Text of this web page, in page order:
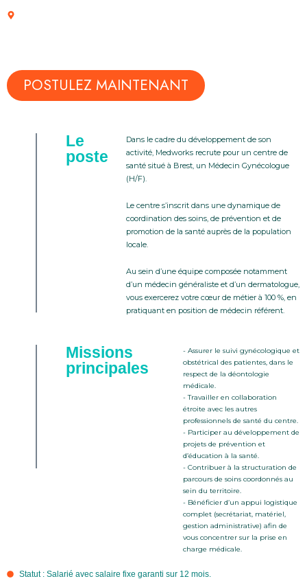
POSTULEZ MAINTENANT
Le
poste
Dans le cadre du développement de son
activité, Medworks recrute pour un centre de
santé situé à Brest, un Médecin Gynécologue
(H/F).
Le centre s’inscrit dans une dynamique de
coordination des soins, de prévention et de
promotion de la santé auprès de la population
locale.
Au sein d’une équipe composée notamment
d’un médecin généraliste et d’un dermatologue,
vous exercerez votre cœur de métier à 100 %, en
pratiquant en position de médecin référent.
Missions
principales
- Assurer le suivi gynécologique et
obstétrical des patientes, dans le
respect de la déontologie
médicale.
- Travailler en collaboration
étroite avec les autres
professionnels de santé du centre.
- Participer au développement de
projets de prévention et
d’éducation à la santé.
- Contribuer à la structuration de
parcours de soins coordonnés au
sein du territoire.
- Bénéficier d’un appui logistique
complet (secrétariat, matériel,
gestion administrative) afin de
vous concentrer sur la prise en
charge médicale.
Statut : Salarié avec salaire fixe garanti sur 12 mois.